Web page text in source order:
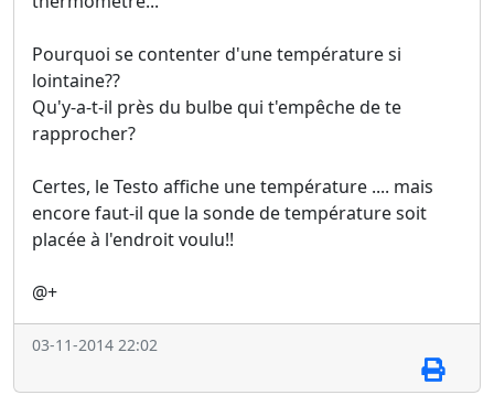
Pourquoi se contenter d'une température si
lointaine??
Qu'y-a-t-il près du bulbe qui t'empêche de te
rapprocher?
Certes, le Testo affiche une température .... mais
encore faut-il que la sonde de température soit
placée à l'endroit voulu!!
@+
03-11-2014 22:02